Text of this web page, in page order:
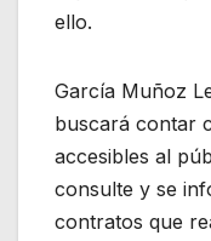
ello.
García Muñoz
buscará contar
accesibles al
consulte y se
contratos que